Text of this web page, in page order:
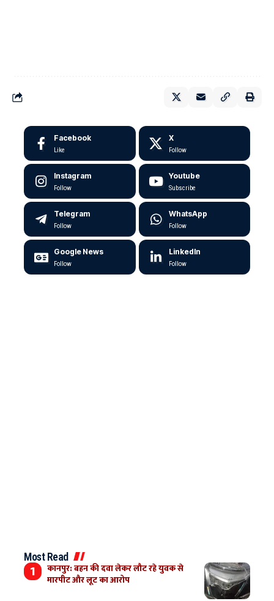
Facebook
Like
X
Follow
Instagram
Follow
Youtube
Subscribe
Telegram
Follow
WhatsApp
Follow
Google News
Follow
LinkedIn
Follow
Most Read
कानपुर: बहन की दवा लेकर लौट रहे युवक से
मारपीट और लूट का आरोप